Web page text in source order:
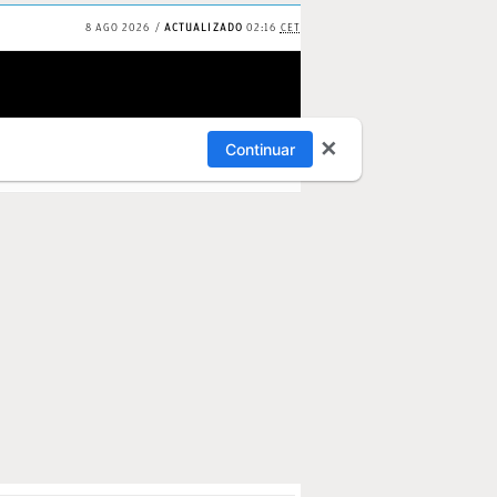
8 AGO 2026 ACTUALIZADO 02:16 CET
Continuar ✕